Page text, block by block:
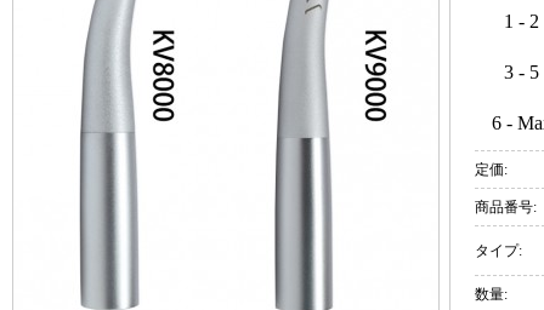
1 - 2
3 - 5
6 -
定価:
商品番号:
タイプ:
数量: